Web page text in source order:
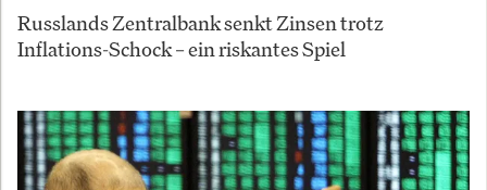
Russlands Zentralbank senkt Zinsen trotz
Inflations-Schock – ein riskantes Spiel